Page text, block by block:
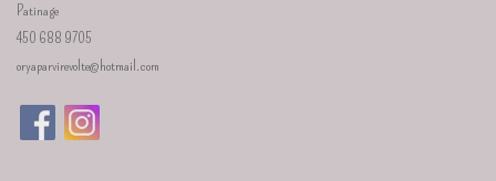
Patinage
450 688 9705
oryaparvirevolte@hotmail.com